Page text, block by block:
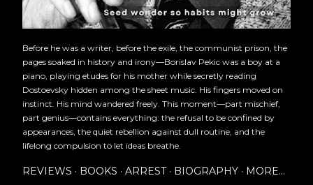
Before he was a writer, before the exile, the communist prison, the
pages soaked in history and irony—Borislav Pekic was a boy at a
piano, playing etudes for his mother while secretly reading
Dostoevsky hidden among the sheet music. His fingers moved on
instinct. His mind wandered freely. This moment—part mischief,
part genius—contains everything: the refusal to be confined by
appearances, the quiet rebellion against dull routine, and the
lifelong compulsion to let ideas breathe.
REVIEWS BOOKS ARREST BIOGRAPHY MORE…